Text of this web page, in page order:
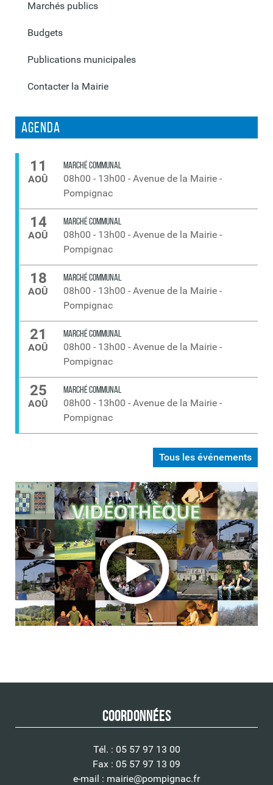
Marchés publics
Budgets
Publications municipales
Contacter la Mairie
Agenda
Tous les événements
11
AOÛ
MARCHÉ COMMUNAL
08h00 - 13h00 - Avenue de la Mairie -
Pompignac
14
AOÛ
MARCHÉ COMMUNAL
08h00 - 13h00 - Avenue de la Mairie -
Pompignac
18
AOÛ
MARCHÉ COMMUNAL
08h00 - 13h00 - Avenue de la Mairie -
Pompignac
21
AOÛ
MARCHÉ COMMUNAL
08h00 - 13h00 - Avenue de la Mairie -
Pompignac
25
AOÛ
MARCHÉ COMMUNAL
08h00 - 13h00 - Avenue de la Mairie -
Pompignac
Coordonnées
Tél. : 05 57 97 13 00
Fax : 05 57 97 13 09
e-mail : mairie@pompignac.fr